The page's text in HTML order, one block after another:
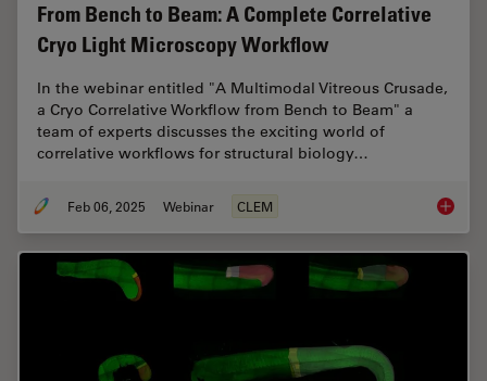
From Bench to Beam: A Complete Correlative
Cryo Light Microscopy Workflow
In the webinar entitled "A Multimodal Vitreous Crusade,
a Cryo Correlative Workflow from Bench to Beam" a
team of experts discusses the exciting world of
correlative workflows for structural biology…
Feb 06, 2025 Webinar CLEM From